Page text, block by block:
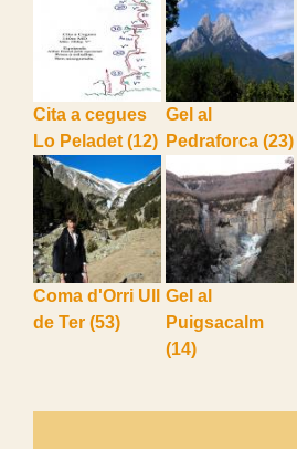
Cita a cegues
Lo Peladet (12)
Gel al
Pedraforca (23)
Coma d'Orri Ull
de Ter (53)
Gel al
Puigsacalm
(14)